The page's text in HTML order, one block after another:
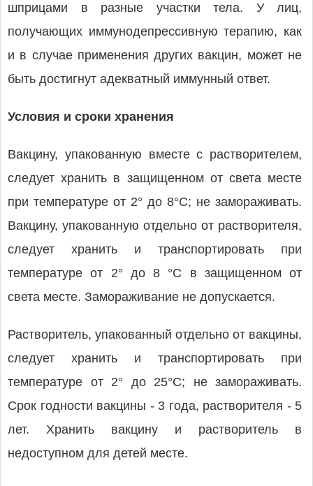
шприцами в разные участки тела. У лиц,
получающих иммунодепрессивную терапию, как
и в случае применения других вакцин, может не
быть достигнут адекватный иммунный ответ.
Условия и сроки хранения
Вакцину, упакованную вместе с растворителем,
следует хранить в защищенном от света месте
при температуре от 2° до 8°С; не замораживать.
Вакцину, упакованную отдельно от растворителя,
следует хранить и транспортировать при
температуре от 2° до 8 °С в защищенном от
света месте. Замораживание не допускается.
Растворитель, упакованный отдельно от вакцины,
следует хранить и транспортировать при
температуре от 2° до 25°С; не замораживать.
Срок годности вакцины - 3 года, растворителя - 5
лет. Хранить вакцину и растворитель в
недоступном для детей месте.